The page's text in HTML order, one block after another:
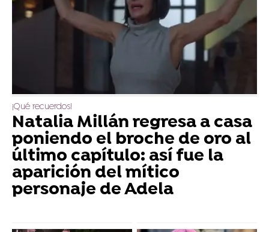
¡Qué recuerdos!
Natalia Millán regresa a casa
poniendo el broche de oro al
último capítulo: así fue la
aparición del mítico
personaje de Adela